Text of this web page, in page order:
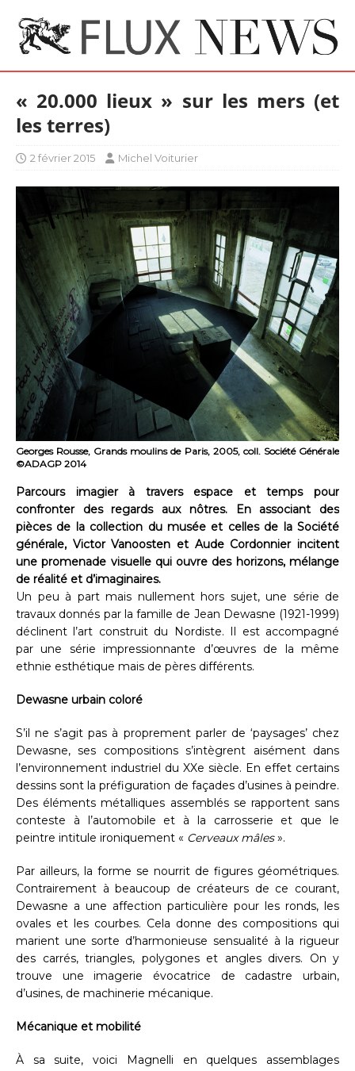
« 20.000 lieux » sur les mers (et
les terres)
2 février 2015 Michel Voiturier
Georges Rousse, Grands moulins de Paris, 2005, coll. Société Générale
©ADAGP 2014
Parcours imagier à travers espace et temps pour
confronter des regards aux nôtres. En associant des
pièces de la collection du musée et celles de la Société
générale, Victor Vanoosten et Aude Cordonnier incitent
une promenade visuelle qui ouvre des horizons, mélange
de réalité et d’imaginaires.
Un peu à part mais nullement hors sujet, une série de
travaux donnés par la famille de Jean Dewasne (1921-1999)
déclinent l’art construit du Nordiste. Il est accompagné
par une série impressionnante d’œuvres de la même
ethnie esthétique mais de pères différents.
Dewasne urbain coloré
S’il ne s’agit pas à proprement parler de ‘paysages’ chez
Dewasne, ses compositions s’intègrent aisément dans
l’environnement industriel du XXe siècle. En effet certains
dessins sont la préfiguration de façades d’usines à peindre.
Des éléments métalliques assemblés se rapportent sans
conteste à l’automobile et à la carrosserie et que le
peintre intitule ironiquement « Cerveaux mâles».
Par ailleurs, la forme se nourrit de figures géométriques.
Contrairement à beaucoup de créateurs de ce courant,
Dewasne a une affection particulière pour les ronds, les
ovales et les courbes. Cela donne des compositions qui
marient une sorte d’harmonieuse sensualité à la rigueur
des carrés, triangles, polygones et angles divers. On y
trouve une imagerie évocatrice de cadastre urbain,
d’usines, de machinerie mécanique.
Mécanique et mobilité
À sa suite, voici Magnelli en quelques assemblages